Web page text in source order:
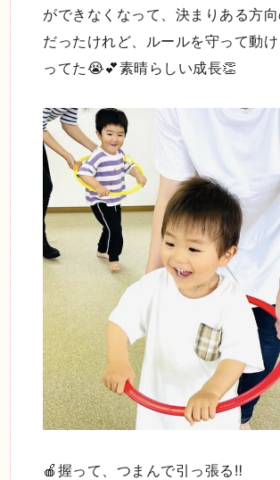
ができなくなって、決まりある方
だったけれど、ルールを守って動
ってた😭💕素晴らしい成長👏
🍎握って、つまんで引っ張る‼️